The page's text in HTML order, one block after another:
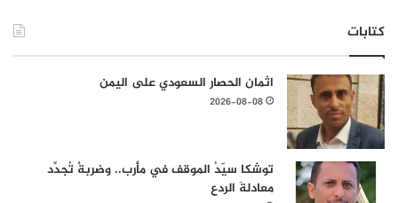
كتابات
اثمان الحصار السعودي على اليمن
2026-08-08
توشكا سيّدُ الموقف في مأرب.. وضربةٌ تُجدِّد
معادلةَ الردع